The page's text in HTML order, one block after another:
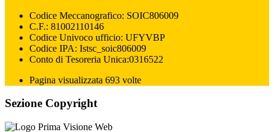
Codice Meccanografico: SOIC806009
C.F.: 81002110146
Codice Univoco ufficio: UFYVBP
Codice IPA: Istsc_soic806009
Conto di Tesoreria Unica:0316522
Pagina visualizzata 693 volte
Sezione Copyright